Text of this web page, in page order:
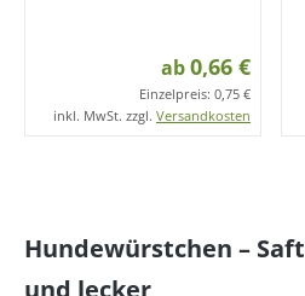
ab0,66 €
Einzelpreis: 0,75 €
inkl. MwSt. zzgl. Versandkosten
Hundewürstchen –
und lecker